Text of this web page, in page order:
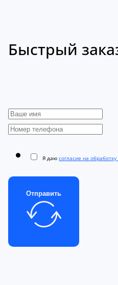
Быстрый
Я даю согласие на
Отправить